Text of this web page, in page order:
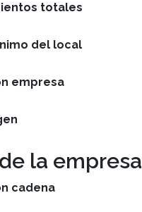
totales
del local
empresa
la empresa
cadena